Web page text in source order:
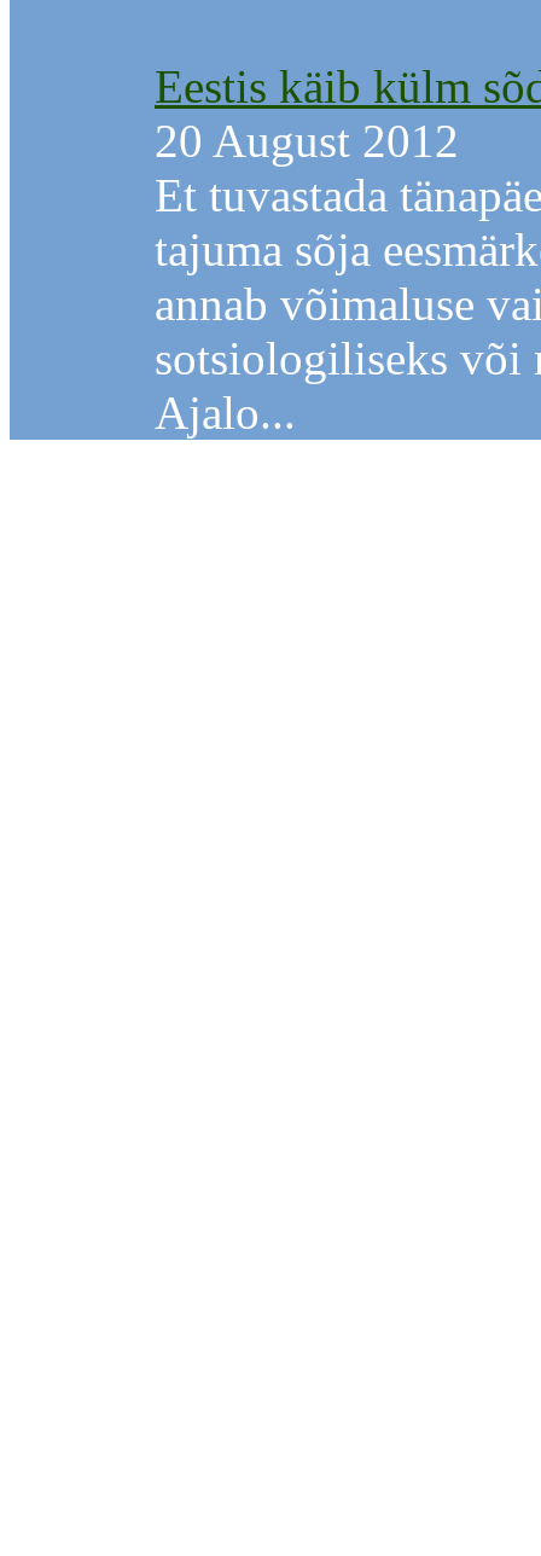
Eestis käib külm
20 August 2012
Et tuvastada
tajuma sõja
annab võimaluse
sotsiologiliseks või
Ajalo...